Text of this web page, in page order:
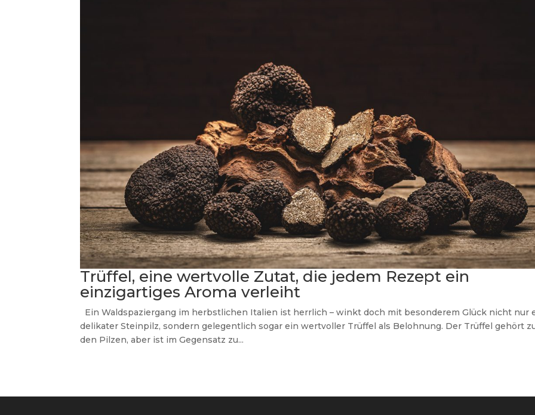
Trüffel, eine wertvolle Zutat, die jedem Rezept ein
einzigartiges Aroma verleiht
Ein Waldspaziergang im herbstlichen Italien ist herrlich – winkt doch mit besonderem Glück nicht nur
delikater Steinpilz, sondern gelegentlich sogar ein wertvoller Trüffel als Belohnung. Der Trüffel gehört
den Pilzen, aber ist im Gegensatz zu...